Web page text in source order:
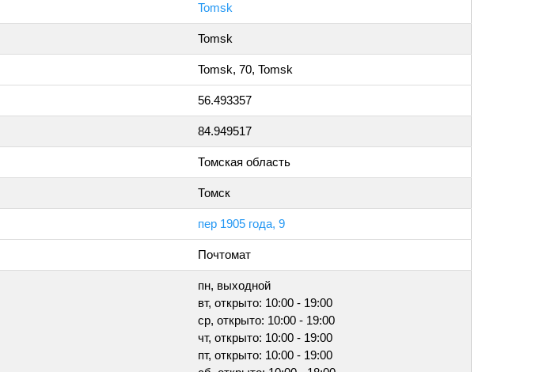
Tomsk
Tomsk
Tomsk, 70, Tomsk
56.493357
84.949517
Томская область
Томск
пер 1905 года, 9
Почтомат
пн, выходной
вт, открыто: 10:00 - 19:00
ср, открыто: 10:00 - 19:00
чт, открыто: 10:00 - 19:00
пт, открыто: 10:00 - 19:00